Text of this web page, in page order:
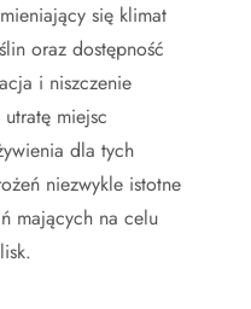
się klimat
oraz dostępność
i niszczenie
miejsc
dla tych
niezwykle istotne
mających na celu